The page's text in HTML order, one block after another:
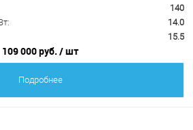
140
14.0
15.5
109 000 руб. / шт
Подробнее